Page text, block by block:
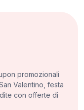
promozionali
Valentino, festa
con offerte di